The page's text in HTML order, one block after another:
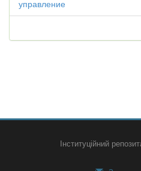
управление
Інституційний